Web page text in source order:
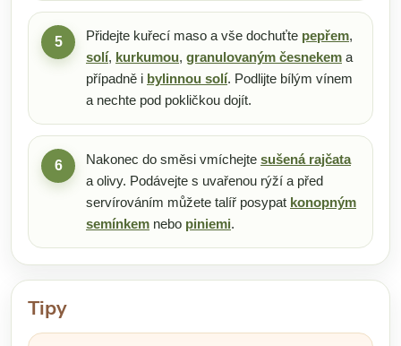
5 Přidejte kuřecí maso a vše dochuťte pepřem,
solí, kurkumou, granulovaným česnekem a
případně i bylinnou solí. Podlijte bílým vínem
a nechte pod pokličkou dojít.
6 Nakonec do směsi vmíchejte sušená rajčata
a olivy. Podávejte s uvařenou rýží a před
servírováním můžete talíř posypat konopným
semínkem nebo piniemi.
Tipy